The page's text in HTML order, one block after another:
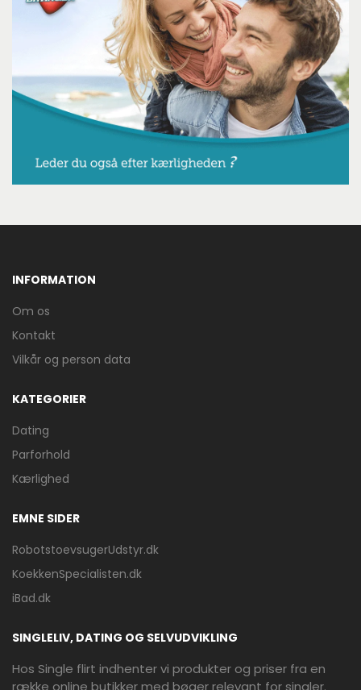
INFORMATION
Om os
Kontakt
Vilkår og person data
KATEGORIER
Dating
Parforhold
Kærlighed
EMNE SIDER
RobotstoevsugerUdstyr.dk
KoekkenSpecialisten.dk
iBad.dk
SINGLELIV, DATING OG SELVUDVIKLING
Hos Single flirt indhenter vi produkter og priser fra en
række online butikker med bøger relevant for singler.